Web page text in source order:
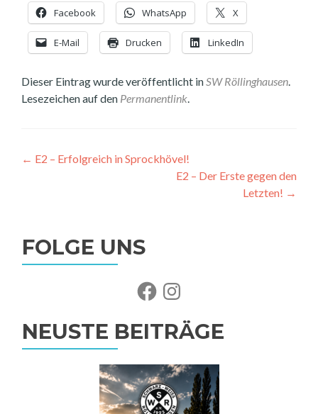
Facebook WhatsApp X
E-Mail Drucken LinkedIn
Dieser Eintrag wurde veröffentlicht inSW Röllinghausen.
Lesezeichen auf den Permanentlink.
Beitragsnavigation
← E2 – Erfolgreich in Sprockhövel!
E2 – Der Erste gegen den
Letzten! →
FOLGE UNS
FacebookInstagram
NEUSTE BEITRÄGE